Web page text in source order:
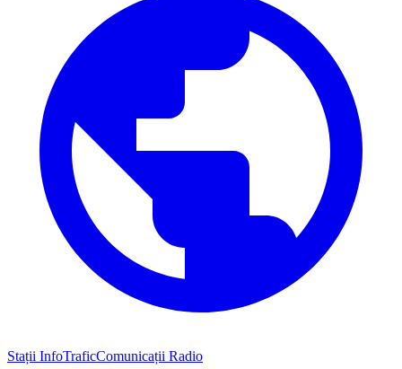
Stații InfoTraficComunicații Radio